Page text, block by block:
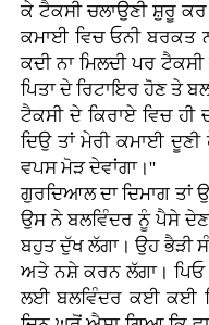
ਕੇ ਟੈਕਸੀ ਚਲਾਉਣੀ ਸ਼ੁਰੂ ਕਰ
ਕਮਾਈ ਵਿਚ ਓਨੀ ਬਰਕਤ
ਕਦੀ ਨਾ ਮਿਲਦੀ ਪਰ
ਪਿਤਾ ਦੇ ਰਿਟਾਇਰ ਹੋਣ ਤੇ
ਟੈਕਸੀ ਦੇ ਕਿਰਾਏ ਵਿਚ ਹੀ
ਦਿਉ ਤਾਂ ਮੇਰੀ ਕਮਾਈ
ਵਪਸ ਮੋੜ ਦੇਵਾਂਗਾ।''
ਗੁਰਦਿਆਲ ਦਾ ਦਿਮਾਗ ਤਾਂ
ਉਸ ਨੇ ਬਲਵਿੰਦਰ ਨੂੰ ਪੈਸੇ ਦੇਣ
ਬਹੁਤ ਦੁੱਖ ਲੱਗਾ। ਉਹ ਭੈੜੀ
ਅਤੇ ਨਸ਼ੇ ਕਰਨ ਲੱਗਾ।
ਲਈ ਬਲਵਿੰਦਰ ਕਈ ਕਈ